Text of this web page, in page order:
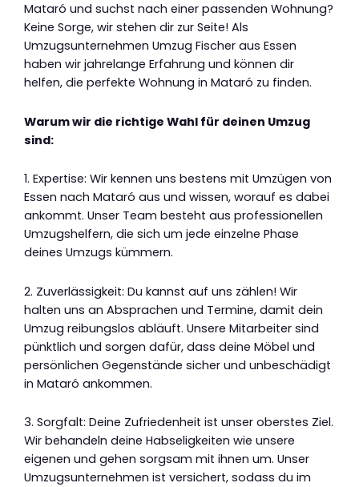
Mataró und suchst nach einer passenden Wohnung?
Keine Sorge, wir stehen dir zur Seite! Als
Umzugsunternehmen Umzug Fischer aus Essen
haben wir jahrelange Erfahrung und können dir
helfen, die perfekte Wohnung in Mataró zu finden.
Warum wir die richtige Wahl für deinen Umzug
sind:
1. Expertise: Wir kennen uns bestens mit Umzügen von
Essen nach Mataró aus und wissen, worauf es dabei
ankommt. Unser Team besteht aus professionellen
Umzugshelfern, die sich um jede einzelne Phase
deines Umzugs kümmern.
2. Zuverlässigkeit: Du kannst auf uns zählen! Wir
halten uns an Absprachen und Termine, damit dein
Umzug reibungslos abläuft. Unsere Mitarbeiter sind
pünktlich und sorgen dafür, dass deine Möbel und
persönlichen Gegenstände sicher und unbeschädigt
in Mataró ankommen.
3. Sorgfalt: Deine Zufriedenheit ist unser oberstes Ziel.
Wir behandeln deine Habseligkeiten wie unsere
eigenen und gehen sorgsam mit ihnen um. Unser
Umzugsunternehmen ist versichert, sodass du im